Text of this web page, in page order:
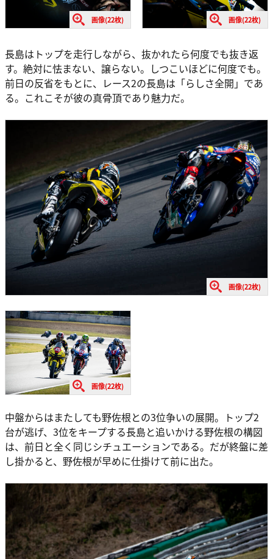
画像(22枚) 画像(22枚)
長島はトップを走行しながら、抜かれたら何度でも抜き返
す。絶対に怯まない、譲らない。しつこいほどに何度でも。
前日の反省をもとに、レース2の長島は「らしさ全開」であ
る。これこそが彼の真骨頂であり魅力だ。
画像(22枚)
画像(22枚)
中盤からはまたしても野佐根との3位争いの展開。トップ2
台が逃げ、3位をキープする長島と追いかける野佐根の構図
は、前日と全く同じシチュエーションである。だが終盤に差
し掛かると、野佐根が早めに仕掛けて前に出た。